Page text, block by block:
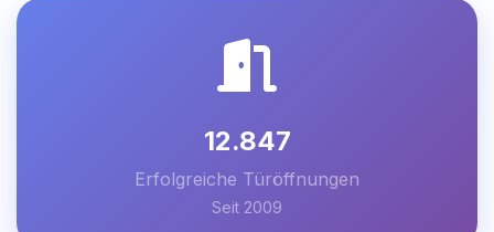
12.847
Erfolgreiche Türöffnungen
Seit 2009